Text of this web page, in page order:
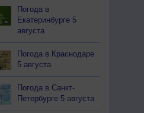
Погода в
Екатеринбурге 5
августа
Погода в Краснодаре
5 августа
Погода в Санкт-
Петербурге 5 августа